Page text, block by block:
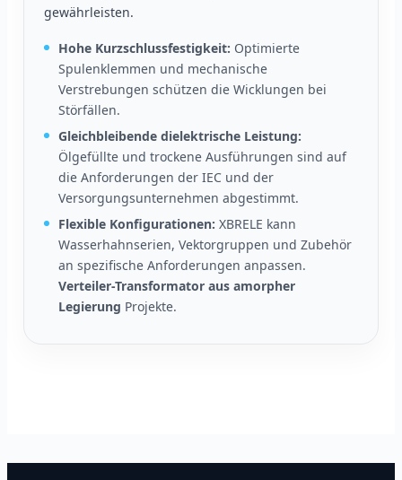
gewährleisten.
Hohe Kurzschlussfestigkeit: Optimierte
Spulenklemmen und mechanische
Verstrebungen schützen die Wicklungen bei
Störfällen.
Gleichbleibende dielektrische Leistung:
Ölgefüllte und trockene Ausführungen sind auf
die Anforderungen der IEC und der
Versorgungsunternehmen abgestimmt.
Flexible Konfigurationen: XBRELE kann
Wasserhahnserien, Vektorgruppen und Zubehör
an spezifische Anforderungen anpassen.
Verteiler-Transformator aus amorpher
Legierung Projekte.